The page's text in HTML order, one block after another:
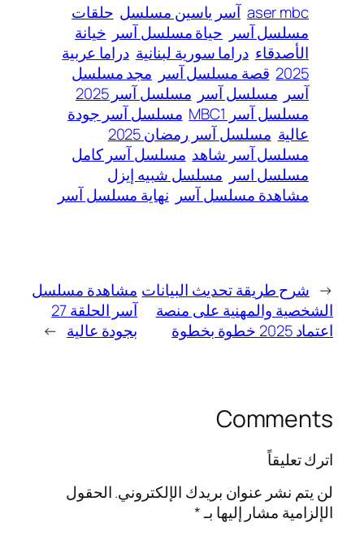
aser mbc آسر ياسين مسلسل حلقات
مسلسل آسر حياة مسلسل آسر خيانة
الأصدقاء دراما سورية لبنانية دراما عربية
2025 قصة مسلسل آسر مجد مسلسل
آسر مسلسل آسر مسلسل آسر 2025
مسلسل آسر MBC1
مسلسل آسر جودة
عالية مسلسل آسر رمضان 2025
مسلسل آسر شاهد مسلسل آسر كامل
مسلسل اسر مسلسل شبيه إيزل
مشاهدة مسلسل آسر نهاية مسلسل آسر
← شرح طريقة تحديث البيانات
الشخصية والمهنية على منصة
اعتماد 2025 خطوة بخطوة
مشاهدة مسلسل
آسر الحلقة 27
بجودة عالية →
Comments
اترك تعليقاً
لن يتم نشر عنوان بريدك الإلكتروني.الحقول
الإلزامية مشار إليها بـ*